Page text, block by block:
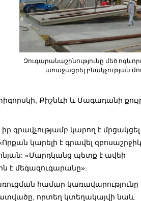
Զուգարանաշինությունը մեծ
առաջացրել բնակչության
Քիշնևի և Մագադանի
գրավչությամբ կարող է
կարելի է գրավել
«Մարդկանց պետք է ավեի
է մեգազուգարանը»:
համար կառավարությունը
որտեղ կտեղակայվի նաև